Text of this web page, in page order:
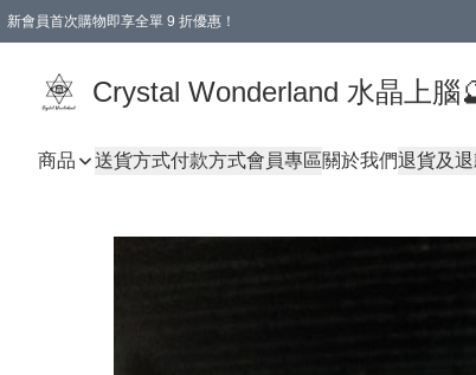
新會員首次購物即享全單 9 折優惠！
Crystal Wonderland 水晶上腦
商品 送貨方式付款方式會員專區關於我們退貨及